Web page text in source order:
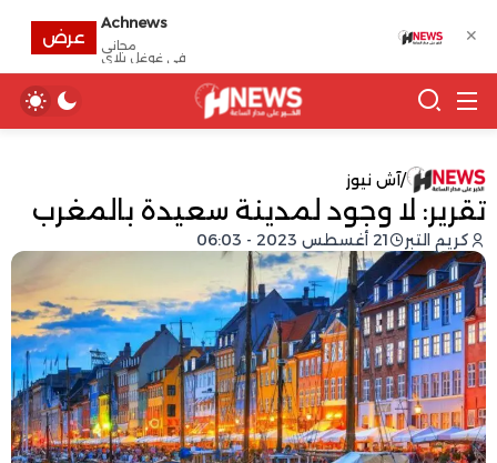
/آش نيوز
تقرير: لا وجود لمدينة سعيدة بالمغرب
كريم التبر 21 أغسطس 2023 - 06:03
✕
Achnews
مجانى
في غوغل بلاي
عرض